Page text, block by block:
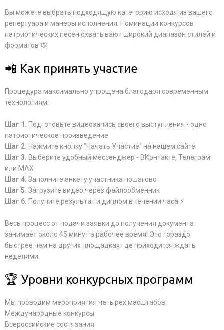
Вы можете выбрать подходящую категорию исходя из вашего
репертуара и манеры исполнения. Номинации конкурсов
патриотических песен охватывают широкий диапазон стилей и
форматов 🎼
📲 Как принять участие
Процедура максимально упрощена благодаря современным
технологиям:
Шаг 1. Подготовьте видеозапись своего выступления - одно
патриотическое произведение
Шаг 2. Нажмите кнопку "Начать Участие" на нашем сайте
Шаг 3. Выберите удобный мессенджер - ВКонтакте, Телеграм
или MAX
Шаг 4. Заполните анкету участника пошагово
Шаг 5. Загрузите видео через файлообменник
Шаг 6. Получите результат и диплом в течении часа ⚡
Весь процесс от подачи заявки до получения документа
занимает около 45 минут в рабочее время! Это гораздо
быстрее чем на других площадках где приходится ждать
неделями.
🏆 Уровни конкурсных программ
Мы проводим мероприятия четырех масштабов:
Международные конкурсы
Всероссийские состязания